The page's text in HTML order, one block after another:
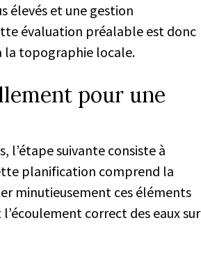
élevés et une gestion
évaluation préalable est donc
la topographie locale.
pour une
l’étape suivante consiste à
planification comprend la
minutieusement ces éléments
correct des eaux sur